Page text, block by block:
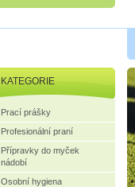
KATEGORIE
Prací prášky
Profesionální praní
Přípravky do myček
nádobí
Osobní hygiena